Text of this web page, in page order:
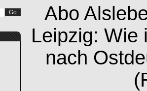
Abo
Leipzig: Wie
nach